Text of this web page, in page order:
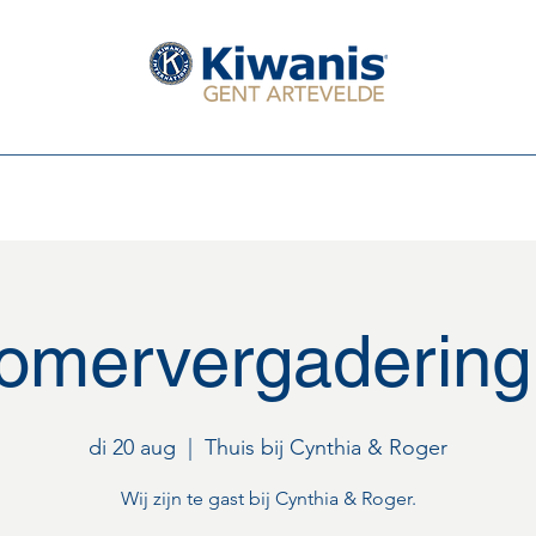
di 20 aug
  |
Thuis bij Cynthia & Roger
Wij zijn te gast bij Cynthia & Roger.